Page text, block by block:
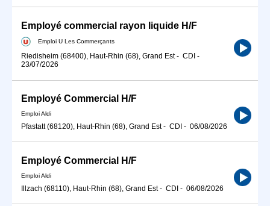
Employé commercial rayon liquide H/F
Emploi U Les Commerçants
Riedisheim (68400), Haut-Rhin (68), Grand Est- CDI -
23/07/2026
Employé Commercial H/F
Emploi Aldi
Pfastatt (68120), Haut-Rhin (68), Grand Est- CDI - 06/08/2026
Employé Commercial H/F
Emploi Aldi
Illzach (68110), Haut-Rhin (68), Grand Est- CDI - 06/08/2026